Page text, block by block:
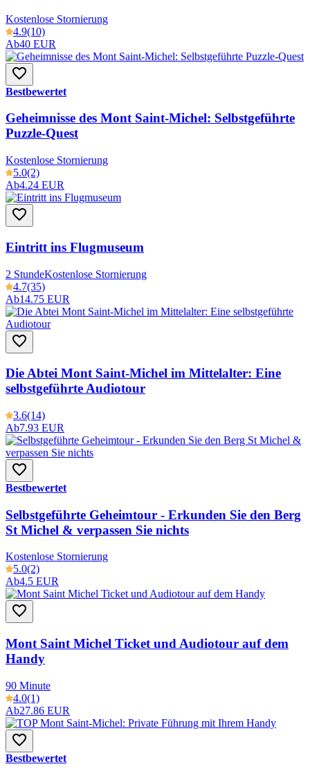
Kostenlose Stornierung
4.9(10)
Ab40 EUR
Bestbewertet
Geheimnisse des Mont Saint-Michel: Selbstgeführte
Puzzle-Quest
Kostenlose Stornierung
5.0(2)
Ab4.24 EUR
Eintritt ins Flugmuseum
2 StundeKostenlose Stornierung
4.7(35)
Ab14.75 EUR
Die Abtei Mont Saint-Michel im Mittelalter: Eine
selbstgeführte Audiotour
3.6(14)
Ab7.93 EUR
Bestbewertet
Selbstgeführte Geheimtour - Erkunden Sie den Berg
St Michel & verpassen Sie nichts
Kostenlose Stornierung
5.0(2)
Ab4.5 EUR
Mont Saint Michel Ticket und Audiotour auf dem
Handy
90 Minute
4.0(1)
Ab27.86 EUR
Bestbewertet